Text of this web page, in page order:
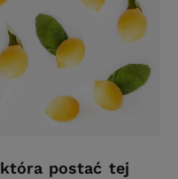
postać tej